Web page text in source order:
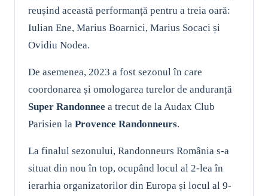
reușind această performanță pentru a treia oară:
Iulian Ene, Marius Boarnici, Marius Socaci și
Ovidiu Nodea.
De asemenea, 2023 a fost sezonul în care
coordonarea și omologarea turelor de anduranță
Super Randonnee a trecut de la Audax Club
Parisien la Provence Randonneurs.
La finalul sezonului, Randonneurs România s-a
situat din nou în top, ocupând locul al 2-lea în
ierarhia organizatorilor din Europa și locul al 9-